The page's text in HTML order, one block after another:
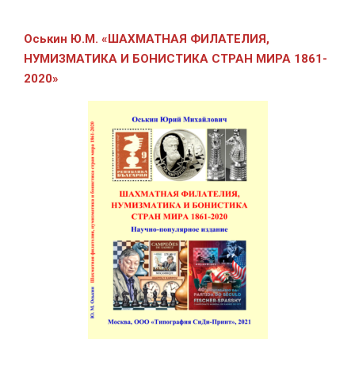
Оськин Ю.М. «ШАХМАТНАЯ ФИЛАТЕЛИЯ,
НУМИЗМАТИКА И БОНИСТИКА СТРАН МИРА 1861-
2020»